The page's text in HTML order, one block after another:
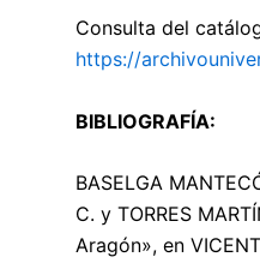
Consulta del
https://
BIBLIOGRAFÍA:
BASELGA
C. y TORRES
Aragón», en